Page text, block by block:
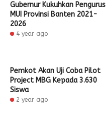
Gubernur Kukuhkan Pengurus
MUI Provinsi Banten 2021-
2026
4 year ago
Pemkot Akan Uji Coba Pilot
Project MBG Kepada 3.630
Siswa
2 year ago